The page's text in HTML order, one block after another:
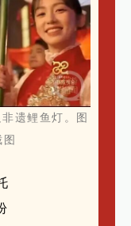
遗鲤鱼灯。图